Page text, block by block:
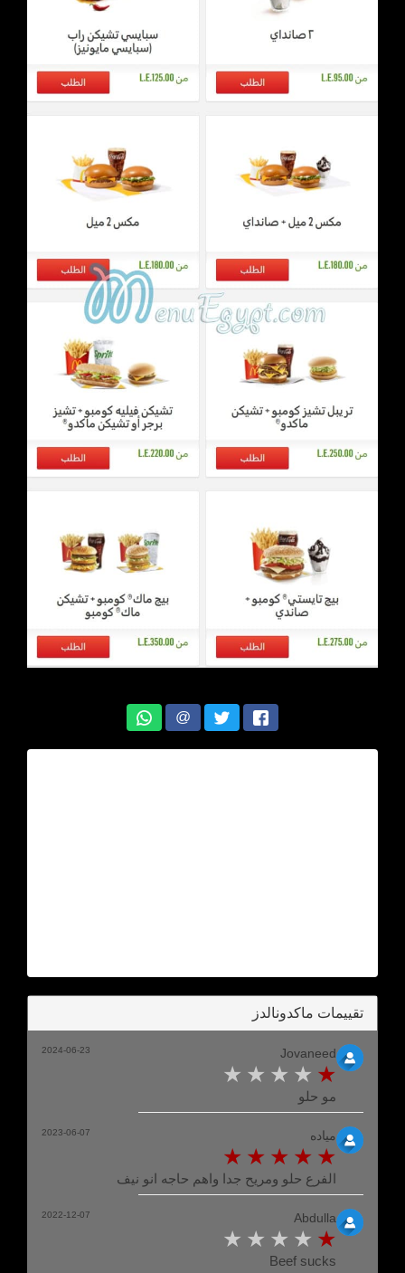
@
تقييمات ماكدونالدز
Jovaneed
مو حلو
2024-06-23
مياده
الفرع حلو ومريح جدا واهم حاجه انو نيف
2023-06-07
Abdulla
Beef sucks
2022-12-07